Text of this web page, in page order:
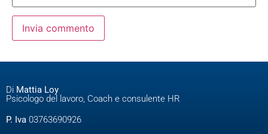
Di Mattia Loy
Psicologo del lavoro, Coach e consulente HR
P. Iva 03763690926